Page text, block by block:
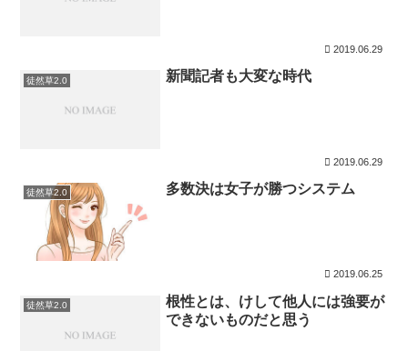
2019.06.29
徒然草2.0 新聞記者も大変な時代
2019.06.29
徒然草2.0 多数決は女子が勝つシステム
2019.06.25
徒然草2.0
根性とは、けして他人には強要が
できないものだと思う